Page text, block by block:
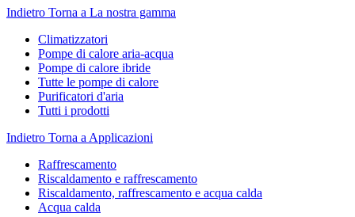
Indietro Torna a La nostra gamma
Climatizzatori
Pompe di calore aria-acqua
Pompe di calore ibride
Tutte le pompe di calore
Purificatori d'aria
Tutti i prodotti
Indietro Torna a Applicazioni
Raffrescamento
Riscaldamento e raffrescamento
Riscaldamento, raffrescamento e acqua calda
Acqua calda